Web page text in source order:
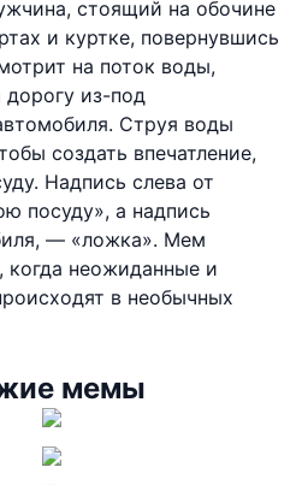
стоящий на обочине
и куртке, повернувшись
на поток воды,
из-под
Струя воды
создать впечатление,
Надпись слева от
посуду», а надпись
— «ложка». Мем
неожиданные и
в необычных
мемы